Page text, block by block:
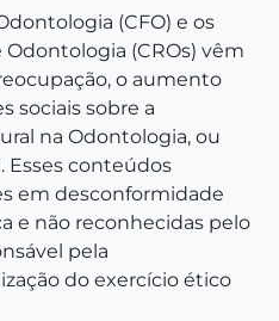
(CFO) e os
(CROs) vêm
o aumento
sociais sobre a
na Odontologia, ou
Esses conteúdos
em desconformidade
e não reconhecidas pelo
pela
do exercício ético